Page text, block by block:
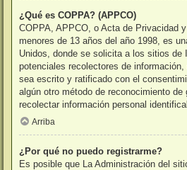
¿Qué es COPPA? (APPCO)
COPPA, APPCO, o Acta de Privacidad
menores de 13 años del año 1998, es
Unidos, donde se solicita a los sitios de
potenciales recolectores de
sea escrito y ratificado con el
algún otro método de reconocimiento de
recolectar información personal
Arriba
¿Por qué no puedo registrarme?
Es posible que La Administración del